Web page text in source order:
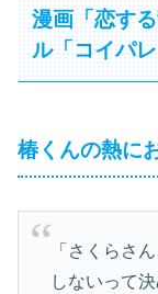
漫画「恋す
ル「コイパ
椿くんの熱に
「さくらさ
しないって